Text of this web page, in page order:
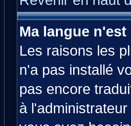
Ma langue
Les raisons les
n'a pas installé
pas encore
à